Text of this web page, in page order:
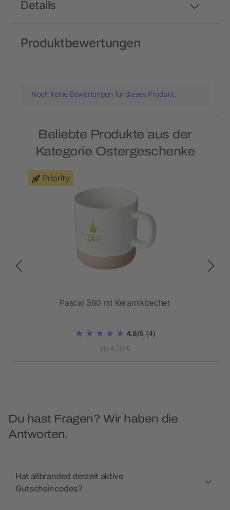
Details
Produktbewertungen
Noch keine Bewertungen für dieses Produkt.
Beliebte Produkte aus der
Kategorie Ostergeschenke
Priority
Pascal 360 ml Keramikbecher
4.8/5 (4)
ab 4,10 €
Du hast Fragen? Wir haben die
Antworten.
Hat allbranded derzeit aktive
Gutscheincodes?